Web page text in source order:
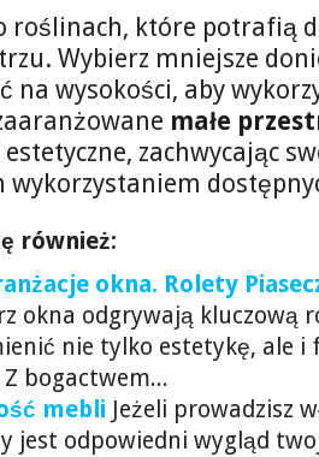
roślinach, które potrafią
Wybierz mniejsze
na wysokości, aby
małe
zachwycając
wykorzystaniem
również:
okna. Rolety
okna odgrywają kluczową
nie tylko estetykę, ale i
bogactwem...
mebli Jeżeli prowadzisz
jest odpowiedni wygląd